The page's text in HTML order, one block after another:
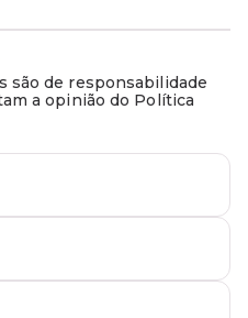
são de responsabilidade
a opinião do Política